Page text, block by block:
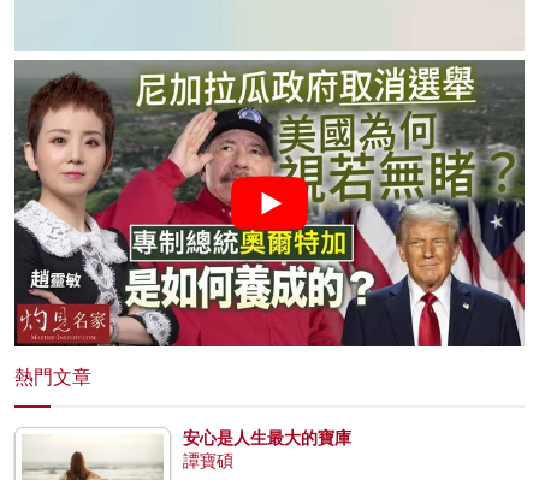
熱門文章
安心是人生最大的寶庫
譚寶碩